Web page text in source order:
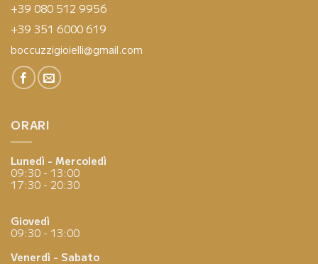
+39 080 512 9956
+39 351 6000 619
boccuzzigioielli@gmail.com
ORARI
Lunedì - Mercoledì
09:30 - 13:00
17:30 - 20:30
Giovedì
09:30 - 13:00
Venerdì - Sabato